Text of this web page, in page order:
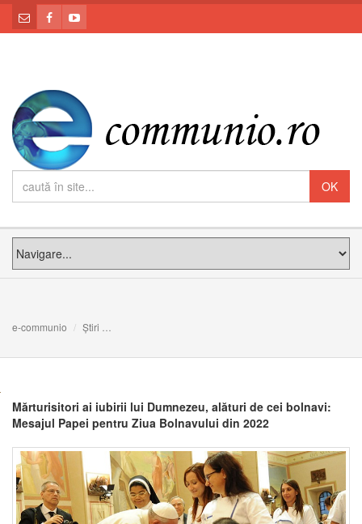
e-communio Știri
Mărturisitori ai iubirii lui Dumnezeu, alături de cei bolnavi:
Mesajul Papei pentru Ziua Bolnavului din 2022